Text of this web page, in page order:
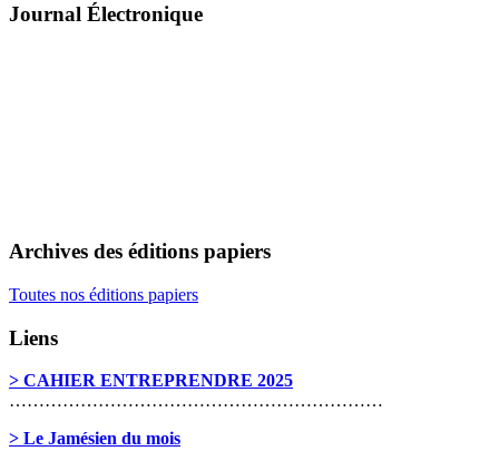
Journal Électronique
Archives des éditions papiers
Toutes nos éditions papiers
Liens
> CAHIER ENTREPRENDRE 2025
………………………………………………………
> Le Jamésien du mois